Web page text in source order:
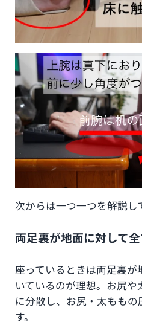
次からは一つ一つを解説し
両足裏が地面に対して
座っているときは両足裏が
いているのが理想。お尻
に分散し、お尻・太もも
す。